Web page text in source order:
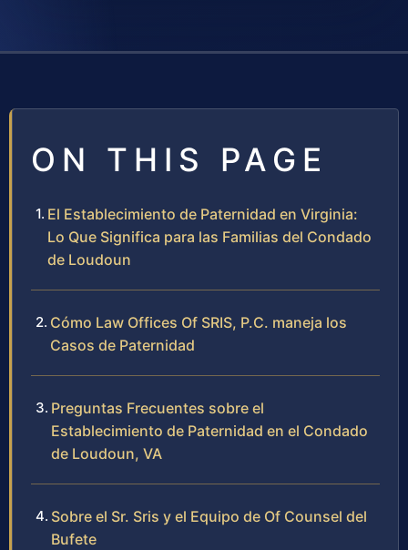
ON THIS PAGE
El Establecimiento de Paternidad en Virginia:
Lo Que Significa para las Familias del Condado
de Loudoun
Cómo Law Offices Of SRIS, P.C. maneja los
Casos de Paternidad
Preguntas Frecuentes sobre el
Establecimiento de Paternidad en el Condado
de Loudoun, VA
Sobre el Sr. Sris y el Equipo de Of Counsel del
Bufete